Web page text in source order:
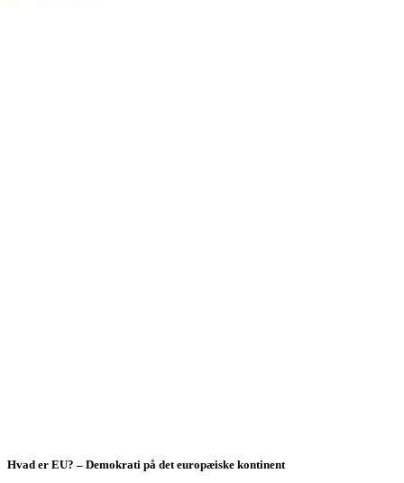
Hvad er EU? – Demokrati på det europæiske kontinent